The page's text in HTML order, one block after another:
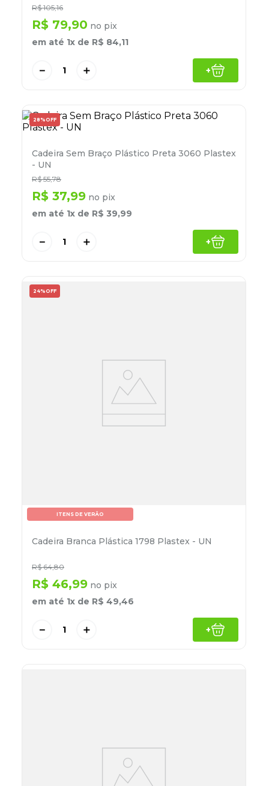
R$ 105,16
R$ 79,90 no pix
em até 1x de R$ 84,11
＋
－ +
28% OFF
Cadeira Sem Braço Plástico Preta 3060 Plastex
- UN
R$ 55,78
R$ 37,99 no pix
em até 1x de R$ 39,99
＋
－ +
24% OFF
ITENS DE VERÃO
Cadeira Branca Plástica 1798 Plastex - UN
R$ 64,80
R$ 46,99 no pix
em até 1x de R$ 49,46
＋
－ +
8º desinfetante
º marca texto